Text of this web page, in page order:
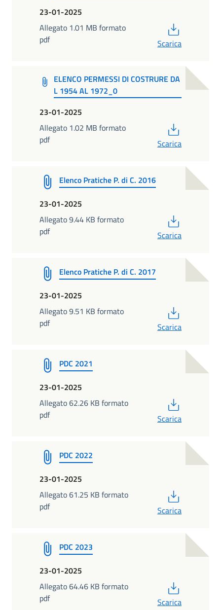
23-01-2025
Allegato 1.01 MB formato
pdf
Scarica
ELENCO PERMESSI DI COSTRURE DA
L 1954 AL 1972_0
23-01-2025
Allegato 1.02 MB formato
pdf
Scarica
Elenco Pratiche P. di C. 2016
23-01-2025
Allegato 9.44 KB formato
pdf
Scarica
Elenco Pratiche P. di C. 2017
23-01-2025
Allegato 9.51 KB formato
pdf
Scarica
PDC 2021
23-01-2025
Allegato 62.26 KB formato
pdf
Scarica
PDC 2022
23-01-2025
Allegato 61.25 KB formato
pdf
Scarica
PDC 2023
23-01-2025
Allegato 64.46 KB formato
pdf
Scarica